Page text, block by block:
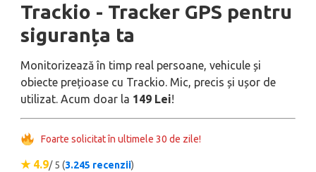
Trackio - Tracker GPS pentru
siguranța ta
Monitorizează în timp real persoane, vehicule și
obiecte prețioase cu Trackio. Mic, precis și ușor de
utilizat. Acum doar la 149 Lei!
Foarte solicitat în ultimele 30 de zile!
★ 4.9/ 5 (3.245 recenzii)